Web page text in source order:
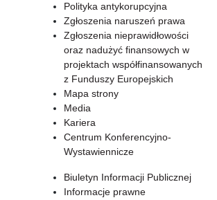
Polityka antykorupcyjna
Zgłoszenia naruszeń prawa
Zgłoszenia nieprawidłowości
oraz nadużyć finansowych w
projektach współfinansowanych
z Funduszy Europejskich
Mapa strony
Media
Kariera
Centrum Konferencyjno-
Wystawiennicze
Biuletyn Informacji Publicznej
Informacje prawne